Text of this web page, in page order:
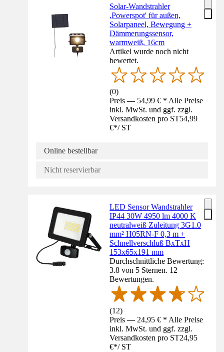
Solar-Wandstrahler
,Powerspot' für außen,
Solarpaneel, Bewegung +
Dämmerungssensor,
warmweiß, 16cm
Artikel wurde noch nicht
bewertet.
(0)
Preis — 54,99 € * Alle Preise
inkl. MwSt. und ggf. zzgl.
Versandkosten pro ST54,99
€*/ ST
Online bestellbar
Nicht reservierbar
LED Sensor Wandstrahler
IP44 30W 4950 lm 4000 K
neutralweiß Zuleitung 3G1.0
mm² H05RN-F 0,3 m +
Schnellverschluß BxTxH
153x65x191 mm
Durchschnittliche Bewertung:
3.8 von 5 Sternen. 12
Bewertungen.
(12)
Preis — 24,95 € * Alle Preise
inkl. MwSt. und ggf. zzgl.
Versandkosten pro ST24,95
€*/ ST